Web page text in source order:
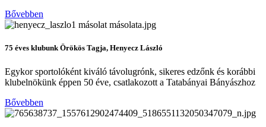
Bővebben
75 éves klubunk Örökös Tagja, Henyecz László
Egykor sportolóként kiváló távolugrónk, sikeres edzőnk és korábbi
klubelnökünk éppen 50 éve, csatlakozott a Tatabányai Bányászhoz
Bővebben